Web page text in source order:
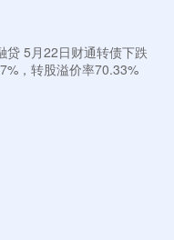
贷 5月22日财通转债下跌
，转股溢价率70.33%